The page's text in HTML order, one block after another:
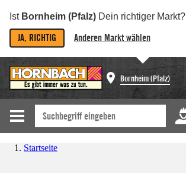
Ist Bornheim (Pfalz) Dein richtiger Markt?
JA, RICHTIG Anderen Markt wählen
Bornheim (Pfalz)
Startseite